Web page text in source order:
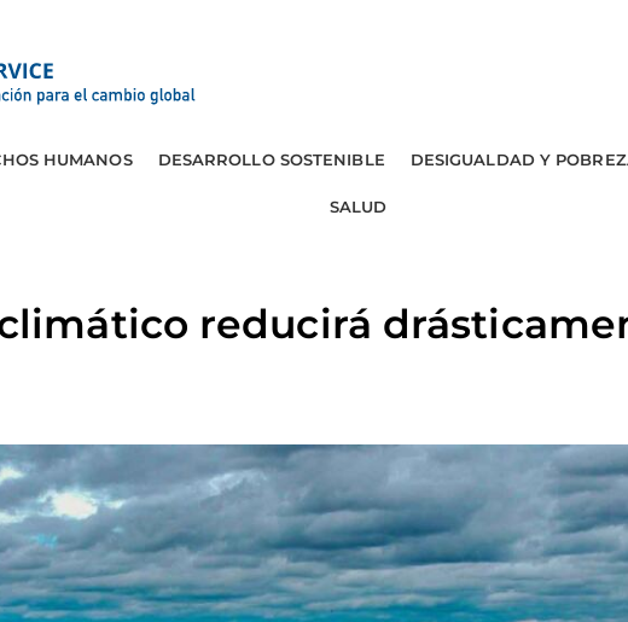
HUMANOS DESARROLLO SOSTENIBLE DESIGUALDAD Y
SALUD
reducirá